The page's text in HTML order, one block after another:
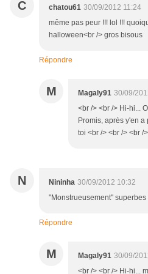
C chatou61 30/09/2012 11:24
même pas peur !!! lol !!!
halloween<br /> gros bisous
Répondre
M Magaly91 30/09/
<br /> <br /> Hi-hi...
Promis, après y'en a
toi <br /> <br /> <br /
N Nininha 30/09/2012 10:32
"Monstrueusement" superbes
Répondre
M Magaly91 30/09/
<br /> <br /> Hi-hi...